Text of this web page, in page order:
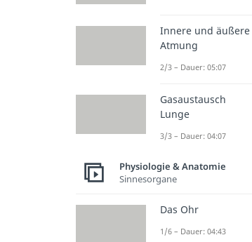
Innere und äußere
Atmung
2/3 – Dauer: 05:07
Gasaustausch
Lunge
3/3 – Dauer: 04:07
Physiologie & Anatomie
Sinnesorgane
Das Ohr
1/6 – Dauer: 04:43